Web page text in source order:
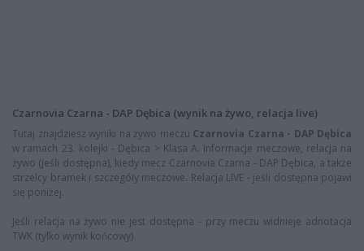
Czarnovia Czarna - DAP Dębica (wynik na żywo, relacja live)
Tutaj znajdziesz wyniki na żywo meczu Czarnovia Czarna - DAP Dębica
w ramach 23. kolejki - Dębica > Klasa A. Informacje meczowe, relacja na
żywo (jeśli dostępna), kiedy mecz Czarnovia Czarna - DAP Dębica, a także
strzelcy bramek i szczegóły meczowe. Relacja LIVE - jeśli dostępna pojawi
się poniżej.
Jeśli relacja na żywo nie jest dostępna - przy meczu widnieje adnotacja
TWK (tylko wynik końcowy)